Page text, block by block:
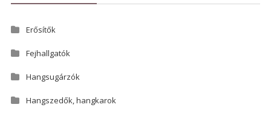
Erősítők
Fejhallgatók
Hangsugárzók
Hangszedők, hangkarok